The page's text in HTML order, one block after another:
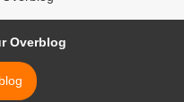
Overblog